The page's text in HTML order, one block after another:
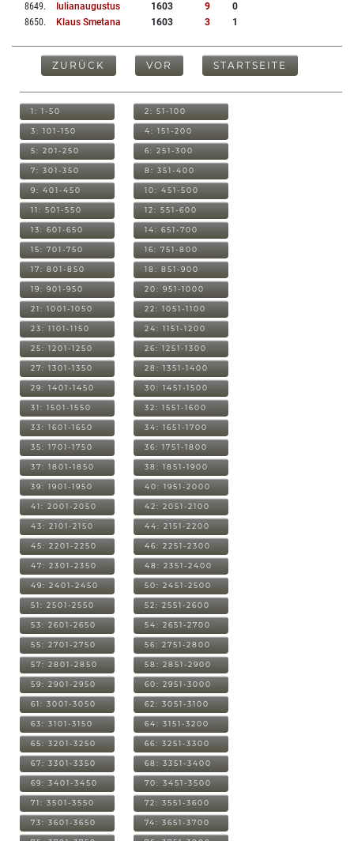
8649. Iulianaugustus 1603 9
0
8650. Klaus Smetana 1603 3 1
ZURÜCK VOR STARTSEITE
1: 1-50 2: 51-100
3: 101-150 4: 151-200
5: 201-250 6: 251-300
7: 301-350 8: 351-400
9: 401-450 10: 451-500
11: 501-550 12: 551-600
13: 601-650 14: 651-700
15: 701-750 16: 751-800
17: 801-850 18: 851-900
19: 901-950 20: 951-1000
21: 1001-1050 22: 1051-1100
23: 1101-1150 24: 1151-1200
25: 1201-1250 26: 1251-1300
27: 1301-1350 28: 1351-1400
29: 1401-1450 30: 1451-1500
31: 1501-1550 32: 1551-1600
33: 1601-1650 34: 1651-1700
35: 1701-1750 36: 1751-1800
37: 1801-1850 38: 1851-1900
39: 1901-1950 40: 1951-2000
41: 2001-2050 42: 2051-2100
43: 2101-2150 44: 2151-2200
45: 2201-2250 46: 2251-2300
47: 2301-2350 48: 2351-2400
49: 2401-2450 50: 2451-2500
51: 2501-2550 52: 2551-2600
53: 2601-2650 54: 2651-2700
55: 2701-2750 56: 2751-2800
57: 2801-2850 58: 2851-2900
59: 2901-2950 60: 2951-3000
61: 3001-3050 62: 3051-3100
63: 3101-3150 64: 3151-3200
65: 3201-3250 66: 3251-3300
67: 3301-3350 68: 3351-3400
69: 3401-3450 70: 3451-3500
71: 3501-3550 72: 3551-3600
73: 3601-3650 74: 3651-3700